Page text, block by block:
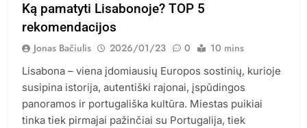
Ką pamatyti Lisabonoje? TOP 5
rekomendacijos
Jonas Bačiulis 2026/01/23 0 10 mins
Lisabona – viena įdomiausių Europos sostinių, kurioje
susipina istorija, autentiški rajonai, įspūdingos
panoramos ir portugališka kultūra. Miestas puikiai
tinka tiek pirmajai pažinčiai su Portugalija, tiek